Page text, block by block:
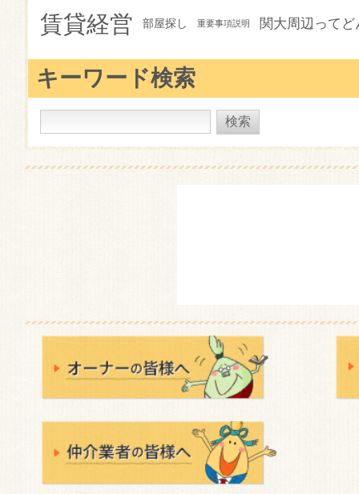
賃貸経営 部屋探し 重要事項説明 関大周辺って
キーワード検索